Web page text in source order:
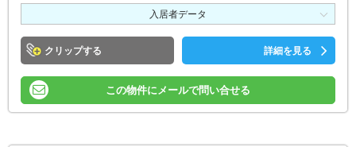
入居者データ
クリップ 詳細を見る
この物件にメールで問い合せる